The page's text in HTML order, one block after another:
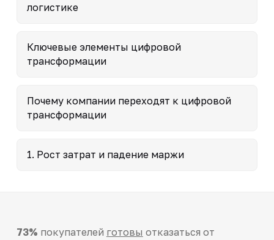
логистике
Ключевые элементы цифровой
трансформации
Почему компании переходят к цифровой
трансформации
1. Рост затрат и падение маржи
73% покупателей готовы отказаться от